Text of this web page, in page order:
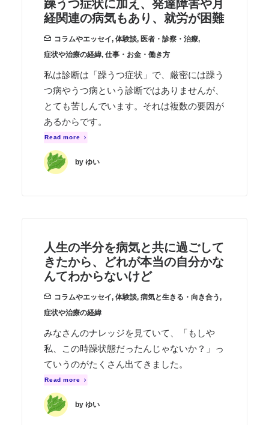
躁うつ症状に加え、発達障害や月
経関連の病気もあり、就労が困難
コラムやエッセイ, 体験談, 医者・診察・治療,
症状や治療の経緯, 仕事・お金・働き方
私は診断は「躁うつ症状」で、厳密には躁う
つ病やうつ病という診断ではありませんが、
とても苦しんでいます。それは複数の要因が
あるからです。
Read more
by ゆい
人生の半分を病気と共に過ごして
きたから、どれが本当の自分かな
んてわからないけど
コラムやエッセイ, 体験談, 病気と生きる・向き合う,
症状や治療の経緯
みなさんのナレッジを見ていて、「もしや
私、この時躁状態だったんじゃないか？」っ
ていうのがたくさん出てきました。
Read more
by ゆい